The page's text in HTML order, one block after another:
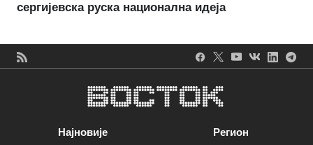
сергијевска руска национална идеја
Најновије
Регион